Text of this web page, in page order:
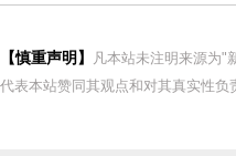
【慎重声明】
凡本站未注明来源为"
代表本站赞同其观点和对其真实性